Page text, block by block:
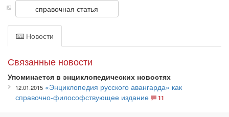
справочная статья
Новости
Связанные новости
Упоминается в энциклопедических новостях
12.01.2015 «Энциклопедия русского авангарда» как
справочно-философствующее издание
11